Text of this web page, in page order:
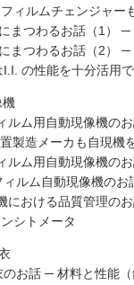
フィルムチェンジャー
まつわるお話（1） ─
まつわるお話（2） ─
I.I. の性能を十分活用
ム用自動現像機の
製造メーカも自現機
ム用自動現像機の
ルム自動現像機のお
おける品質管理の
シトメータ
お話 ─ 材料と性能